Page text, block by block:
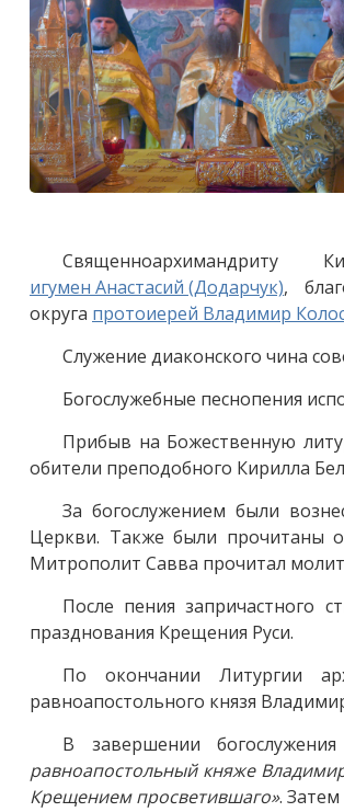
Священноархимандриту
игумен Анастасий (Додарчук),
округа протоиерей Владимир
Служение диаконского чина
Богослужебные песнопения
Прибыв на Божественную
обители преподобного Кирилла
За богослужением были
Церкви. Также были прочитаны
Митрополит Савва прочитал
После пения запричастного
празднования Крещения Руси.
По окончании Литургии
равноапостольного князя
В завершении
равноапостольный княже
Крещением просветившаго».